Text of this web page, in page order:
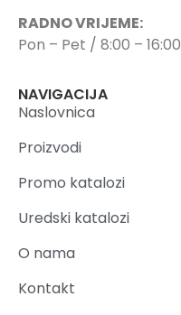
RADNO VRIJEME:
Pon – Pet / 8:00 – 16:00
NAVIGACIJA
Naslovnica
Proizvodi
Promo katalozi
Uredski katalozi
O nama
Kontakt